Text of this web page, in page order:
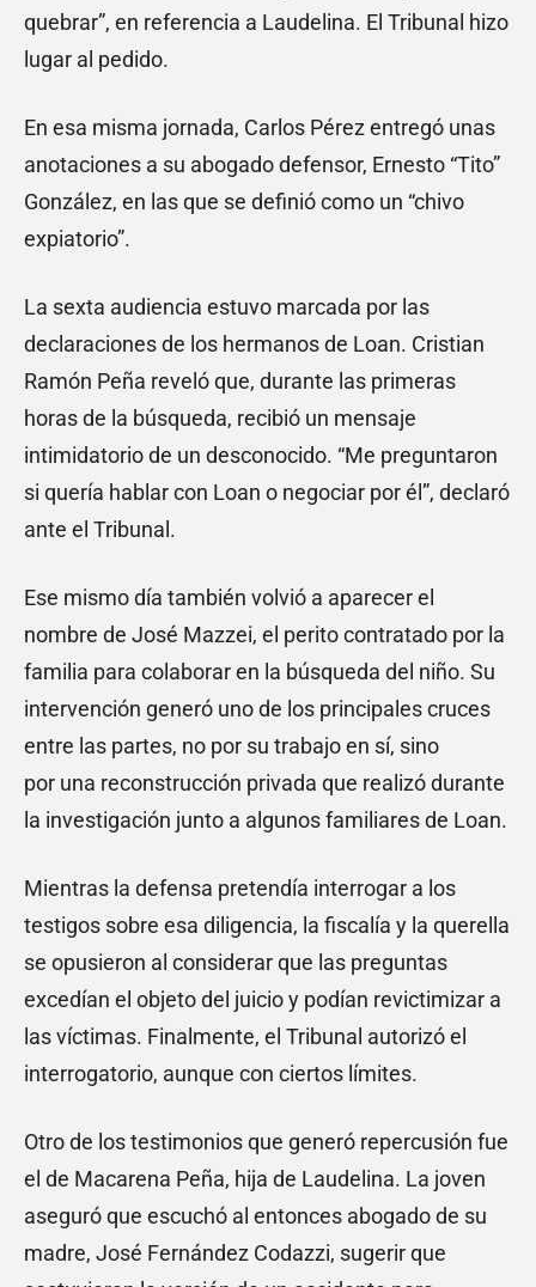
quebrar”, en referencia a Laudelina. El Tribunal hizo
lugar al pedido.
En esa misma jornada, Carlos Pérez entregó unas
anotaciones a su abogado defensor, Ernesto “Tito”
González, en las que se definió como un “chivo
expiatorio”.
La sexta audiencia estuvo marcada por las
declaraciones de los hermanos de Loan. Cristian
Ramón Peña reveló que, durante las primeras
horas de la búsqueda, recibió un mensaje
intimidatorio de un desconocido. “Me preguntaron
si quería hablar con Loan o negociar por él”, declaró
ante el Tribunal.
Ese mismo día también volvió a aparecer el
nombre de José Mazzei, el perito contratado por la
familia para colaborar en la búsqueda del niño. Su
intervención generó uno de los principales cruces
entre las partes, no por su trabajo en sí, sino
por una reconstrucción privada que realizó durante
la investigación junto a algunos familiares de Loan.
Mientras la defensa pretendía interrogar a los
testigos sobre esa diligencia, la fiscalía y la querella
se opusieron al considerar que las preguntas
excedían el objeto del juicio y podían revictimizar a
las víctimas. Finalmente, el Tribunal autorizó el
interrogatorio, aunque con ciertos límites.
Otro de los testimonios que generó repercusión fue
el de Macarena Peña, hija de Laudelina. La joven
aseguró que escuchó al entonces abogado de su
madre, José Fernández Codazzi, sugerir que